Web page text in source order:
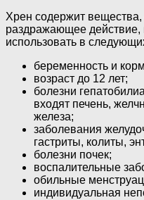
Хрен содержит
раздражающее действие,
использовать в
беременность и
возраст до 12 лет;
болезни
входят печень,
железа;
заболевания
гастриты, колиты,
болезни почек;
воспалительные
обильные
индивидуальная